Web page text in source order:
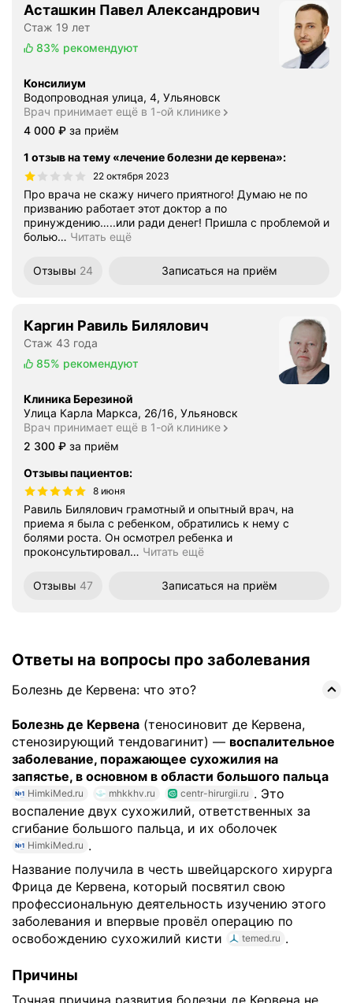
Асташкин Павел Александрович
Стаж 19 лет
83% рекомендуют
Консилиум
Водопроводная улица, 4, Ульяновск
Врач принимает ещё в 1-ой клинике
Цена
4000
4 000 ₽ за приём
1 отзыв на тему «лечение болезни де кервена»:
22 октября 2023
Про врача не скажу ничего приятного! Думаю не по
призванию работает этот доктор а по
принуждению…..или ради денег! Пришла с проблемой и
болью… Читать ещё
Отзывы 24 Записаться на приём
Каргин Равиль Билялович
Стаж 43 года
85% рекомендуют
Клиника Березиной
Улица Карла Маркса, 26/16, Ульяновск
Врач принимает ещё в 1-ой клинике
Цена
2300
2 300 ₽ за приём
Отзывы пациентов:
8 июня
Равиль Билялович грамотный и опытный врач, на
приема я была с ребенком, обратились к нему с
болями роста. Он осмотрел ребенка и
проконсультировал… Читать ещё
Отзывы 47 Записаться на приём
Ответы на вопросы про заболевания
Болезнь де Кервена: что это?
Болезнь де Кервена (теносиновит де Кервена,
стенозирующий тендовагинит) — воспалительное
заболевание, поражающее сухожилия на
запястье, в основном в области большого пальца
HimkiMed.ru mhkkhv.ru centr-hirurgii.ru . Это
воспаление двух сухожилий, ответственных за
сгибание большого пальца, и их оболочек
HimkiMed.ru .
Название получила в честь швейцарского хирурга
Фрица де Кервена, который посвятил свою
профессиональную деятельность изучению этого
заболевания и впервые провёл операцию по
освобождению сухожилий кисти
temed.ru .
Причины